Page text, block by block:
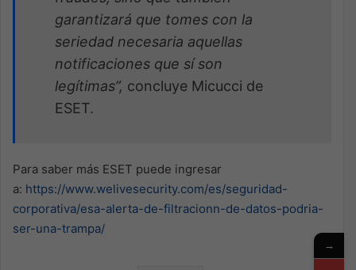
garantizará que tomes con la
seriedad necesaria aquellas
notificaciones que sí son
legítimas”, concluye Micucci de
ESET.
Para saber más ESET puede ingresar
a: https://www.welivesecurity.com/es/seguridad-
corporativa/esa-alerta-de-filtracionn-de-datos-podria-
ser-una-trampa/
→